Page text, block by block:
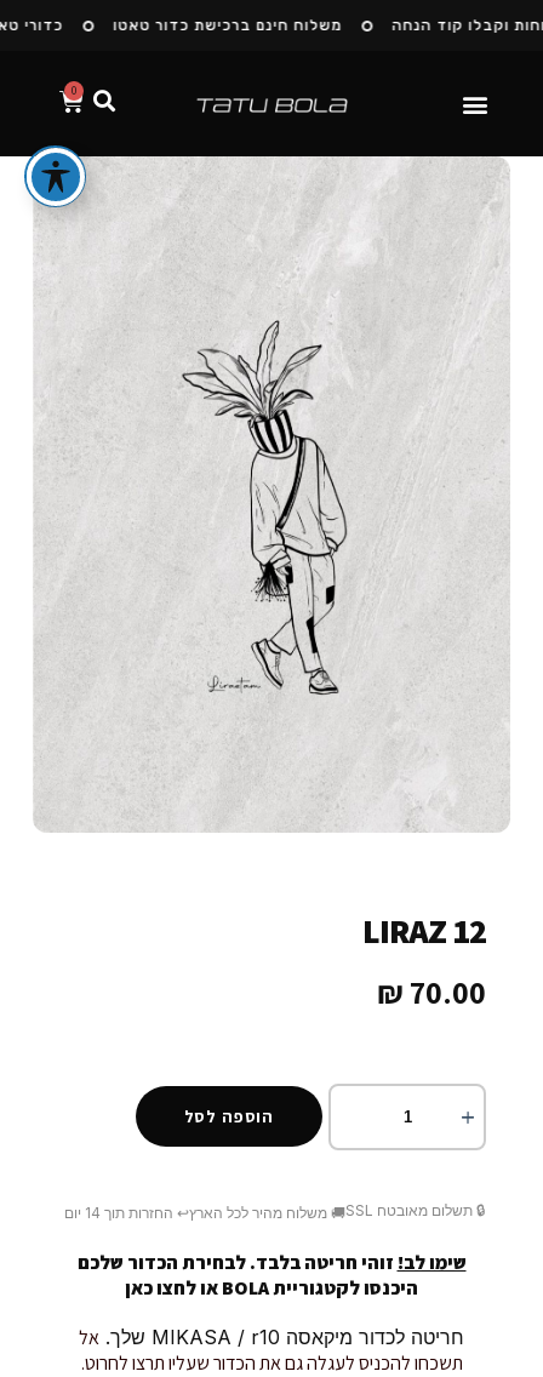
משלוח חינם ברכישת כדור טאטו כדורי וקבלו קוד הנחה
0
LIRAZ 12
70.00
₪
הוספה לסל
🔒 תשלום מאובטח SSL 🚚 משלוח מהיר לכל הארץ↩️ החזרות תוך 14 יום
שימו לב! זוהי חריטה בלבד. לבחירת הכדור שלכם
היכנסו לקטגוריית BOLA או
לחצו כאן
חריטה לכדור מיקאסה MIKASA / r10 שלך.
אל
תשכחו להכניס לעגלה גם את הכדור שעליו תרצו לחרוט.